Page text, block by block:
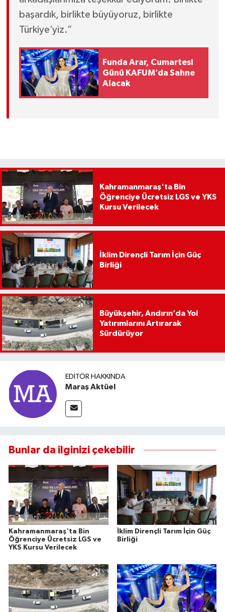
başardık, birlikte büyüyoruz, birlikte
Türkiye’yiz.”
Funda Arar, Cumartesi
Günü KAFUM’da Sahne
Alacak
Kahramanmaraş'ta Bin
Öğrenciye Ücretsiz LGS ve YKS
Kursu Verilecek
İklim Dirençli Tarım İçin Güç
Birliği
Büyükşehir, Andırın’da Yol
Yatırımlarını Artırarak
Sürdürüyor
EDITÖR HAKKINDA
Maraş Aktüel
Bunlar da ilginizi çekebilir
Kahramanmaraş'ta Bin
Öğrenciye Ücretsiz LGS ve
YKS Kursu Verilecek
İklim Dirençli Tarım İçin Güç
Birliği